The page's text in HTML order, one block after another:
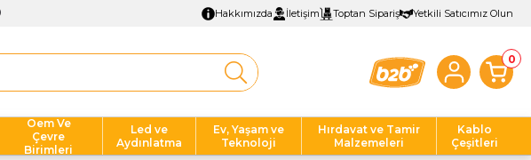
Hakkımızda İletişim Toptan Sipariş Yetkili Satıcımız Olun
0
Oem Ve
Çevre
Birimleri
Led ve
Aydınlatma
Ev, Yaşam ve
Teknoloji
Hırdavat ve Tamir
Malzemeleri
Kablo
Çeşitleri